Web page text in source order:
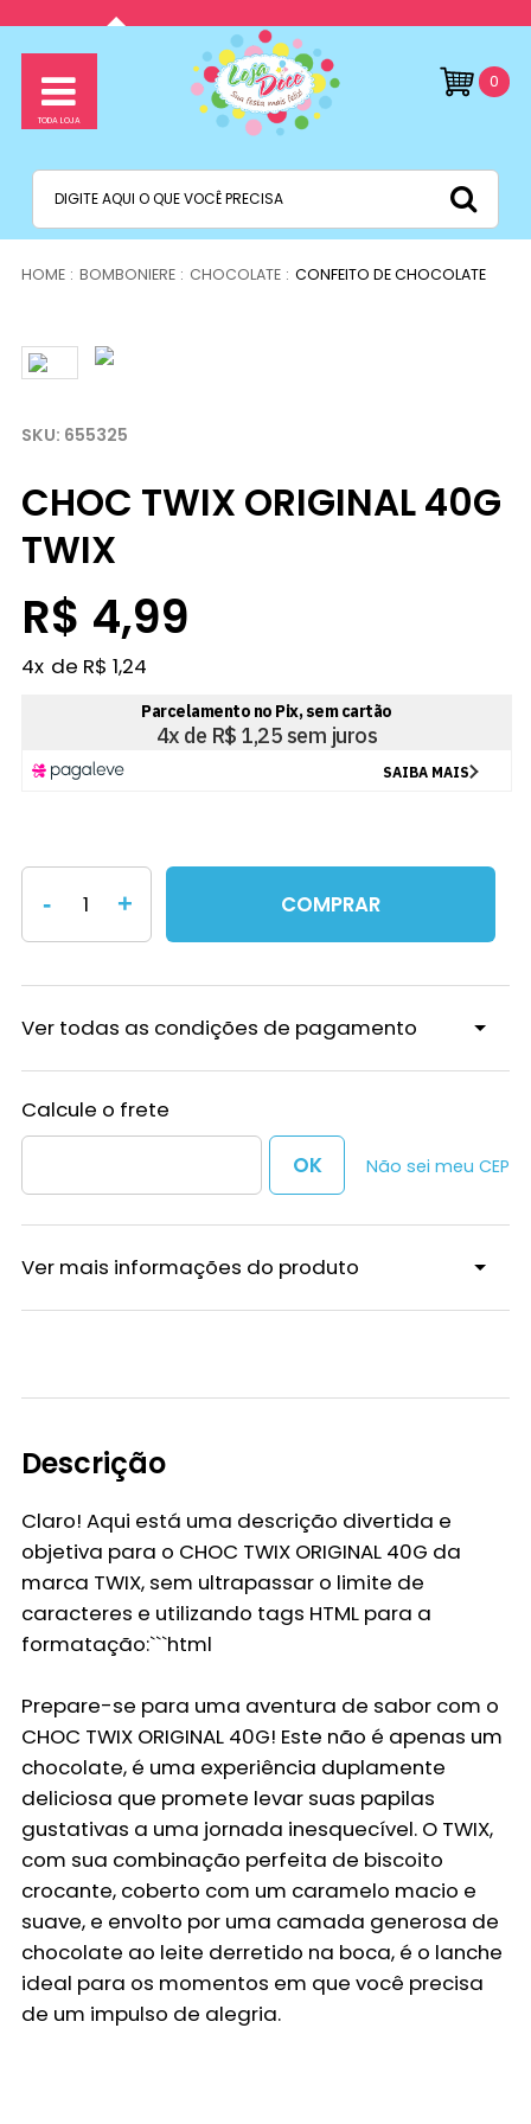
0
BOMBONIERE CHOCOLATE CONFEITO DE CHOCOLATE
655325
CHOC TWIX ORIGINAL 40G
TWIX
R$ 4,99
4x R$ 1,24
- + COMPRAR
Ver todas as condições de pagamento
Não sei meu CEP
Ver mais informações do produto
Descrição
Claro! Aqui está uma descrição divertida e
objetiva para o CHOC TWIX ORIGINAL 40G da
marca TWIX, sem ultrapassar o limite de
caracteres e utilizando tags HTML para a
formatação:```html
Prepare-se para uma aventura de sabor com o
CHOC TWIX ORIGINAL 40G! Este não é apenas um
chocolate, é uma experiência duplamente
deliciosa que promete levar suas papilas
gustativas a uma jornada inesquecível. O TWIX,
com sua combinação perfeita de biscoito
crocante, coberto com um caramelo macio e
suave, e envolto por uma camada generosa de
chocolate ao leite derretido na boca, é o lanche
ideal para os momentos em que você precisa
de um impulso de alegria.